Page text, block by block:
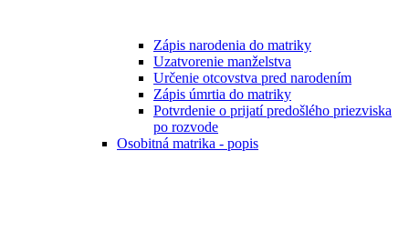
Zápis narodenia do matriky
Uzatvorenie manželstva
Určenie otcovstva pred narodením
Zápis úmrtia do matriky
Potvrdenie o prijatí predošlého priezviska
po rozvode
Osobitná matrika - popis